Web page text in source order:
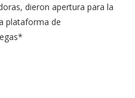
dieron apertura para la
plataforma de